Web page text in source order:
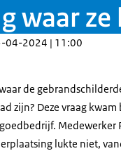
waar ze
04-2024 | 11:00
de
zijn? Deze vraag
Medewerker
lukte niet,